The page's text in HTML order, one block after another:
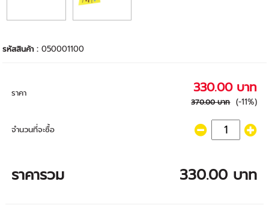
รหัสสินค้า :050001100
ราคา 330.00 บาท
370.00 บาท (-11%)
จำนวนที่จะซื้อ
ราคารวม 330.00 บาท